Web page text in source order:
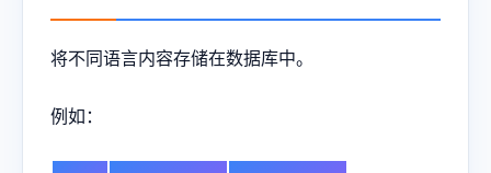
将不同语言内容存储在数据库中。
例如：